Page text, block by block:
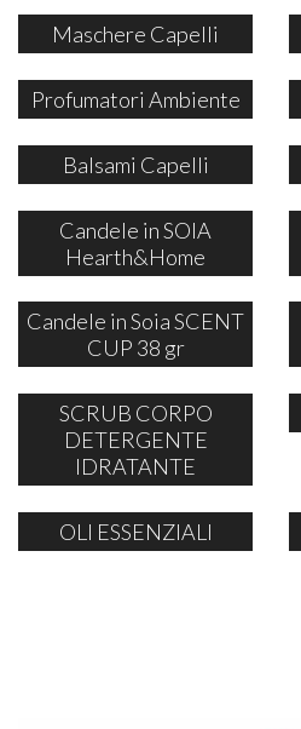
Maschere Capelli
Profumatori Ambiente
Balsami Capelli
Candele in SOIA
Hearth&Home
Candele in Soia SCENT
CUP 38 gr
SCRUB CORPO
DETERGENTE
IDRATANTE
OLI ESSENZIALI